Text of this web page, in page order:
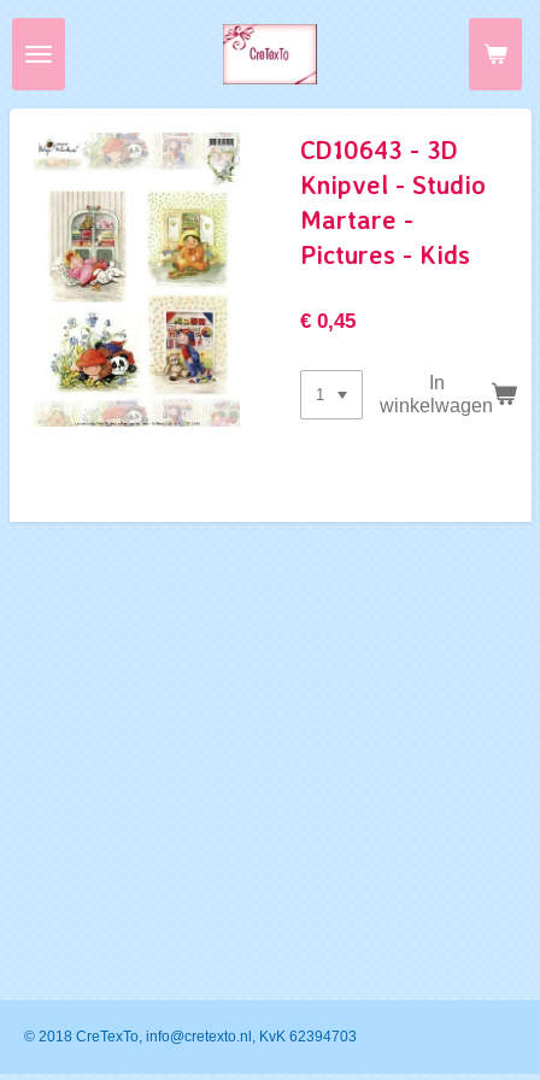
Ga
direct
de
hoofdinhoud
CD10643 - 3D
Knipvel - Studio
Martare -
Pictures - Kids
€ 0,45
In
winkelwagen
© 2018 CreTexTo, info@cretexto.nl, KvK 62394703